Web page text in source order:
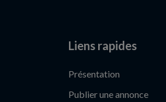
Liens rapides
Présentation
Publier une annonce